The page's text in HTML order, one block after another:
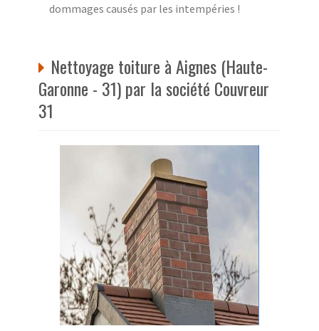
dommages causés par les intempéries !
Nettoyage toiture à Aignes (Haute-
Garonne - 31) par la société Couvreur
31